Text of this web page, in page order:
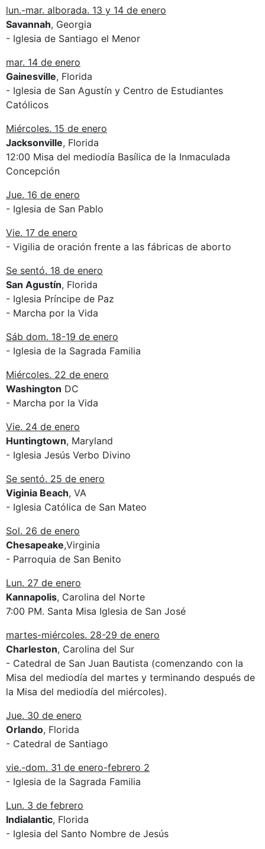
lun.-mar. alborada. 13 y 14 de enero
Savannah, Georgia
- Iglesia de Santiago el Menor
mar. 14 de enero
Gainesville, Florida
- Iglesia de San Agustín y Centro de Estudiantes
Católicos
Miércoles. 15 de enero
Jacksonville, Florida
12:00 Misa del mediodía Basílica de la Inmaculada
Concepción
Jue. 16 de enero
- Iglesia de San Pablo
Vie. 17 de enero
- Vigilia de oración frente a las fábricas de aborto
Se sentó. 18 de enero
San Agustín, Florida
- Iglesia Príncipe de Paz
- Marcha por la Vida
Sáb dom. 18-19 de enero
- Iglesia de la Sagrada Familia
Miércoles. 22 de enero
Washington DC
- Marcha por la Vida
Vie. 24 de enero
Huntingtown, Maryland
- Iglesia Jesús Verbo Divino
Se sentó. 25 de enero
Viginia Beach, VA
- Iglesia Católica de San Mateo
Sol. 26 de enero
Chesapeake,Virginia
- Parroquia de San Benito
Lun. 27 de enero
Kannapolis, Carolina del Norte
7:00 PM. Santa Misa Iglesia de San José
martes-miércoles. 28-29 de enero
Charleston, Carolina del Sur
- Catedral de San Juan Bautista (comenzando con la
Misa del mediodía del martes y terminando después de
la Misa del mediodía del miércoles).
Jue. 30 de enero
Orlando, Florida
- Catedral de Santiago
vie.-dom. 31 de enero-febrero 2
- Iglesia de la Sagrada Familia
Lun. 3 de febrero
Indialantic, Florida
- Iglesia del Santo Nombre de Jesús